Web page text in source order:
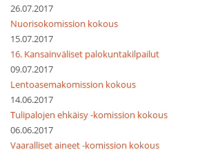
26.07.2017
Nuorisokomission kokous
15.07.2017
16. Kansainväliset palokuntakilpailut
09.07.2017
Lentoasemakomission kokous
14.06.2017
Tulipalojen ehkäisy -komission kokous
06.06.2017
Vaaralliset aineet -komission kokous